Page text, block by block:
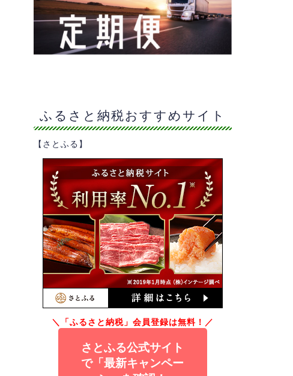
ふるさと納税おすすめサイト
【さとふる】
＼「ふるさと納税」会員登録は無料！／
さとふる公式サイト
で「最新キャンペー